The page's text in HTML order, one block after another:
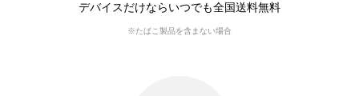
デバイスだけならいつでも全国送料無料
※たばこ製品を含まない場合